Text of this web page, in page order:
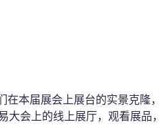
本届展会上展台的实景克隆
会上的线上展厅，观看展品